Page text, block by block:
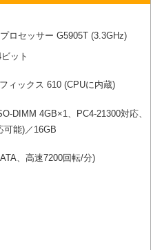
ロセッサー G5905T (3.3GHz)
ット
ィックス 610 (CPUに内蔵)
DIMM 4GB×1、PC4-21300対応、
可能)／16GB
、高速7200回転/分)